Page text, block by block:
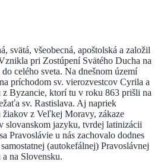
svätá, všeobecná, apoštolská a založil
pri Zostúpení Svätého Ducha na
celého sveta. Na dnešnom území
príchodom sv. vierozvestcov Cyrila a
Byzancie, ktorí tu v roku 863 prišli na
sv. Rastislava. Aj napriek
žiakov z Veľkej Moravy, zákaze
slovanskom jazyku, tvrdej latinizácii
Pravoslávie u nás zachovalo dodnes
(autokefálnej) Pravoslávnej
na Slovensku.